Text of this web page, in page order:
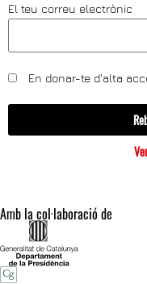
El teu correu electrònic
En donar-te d'alta
Amb la col·laboració de